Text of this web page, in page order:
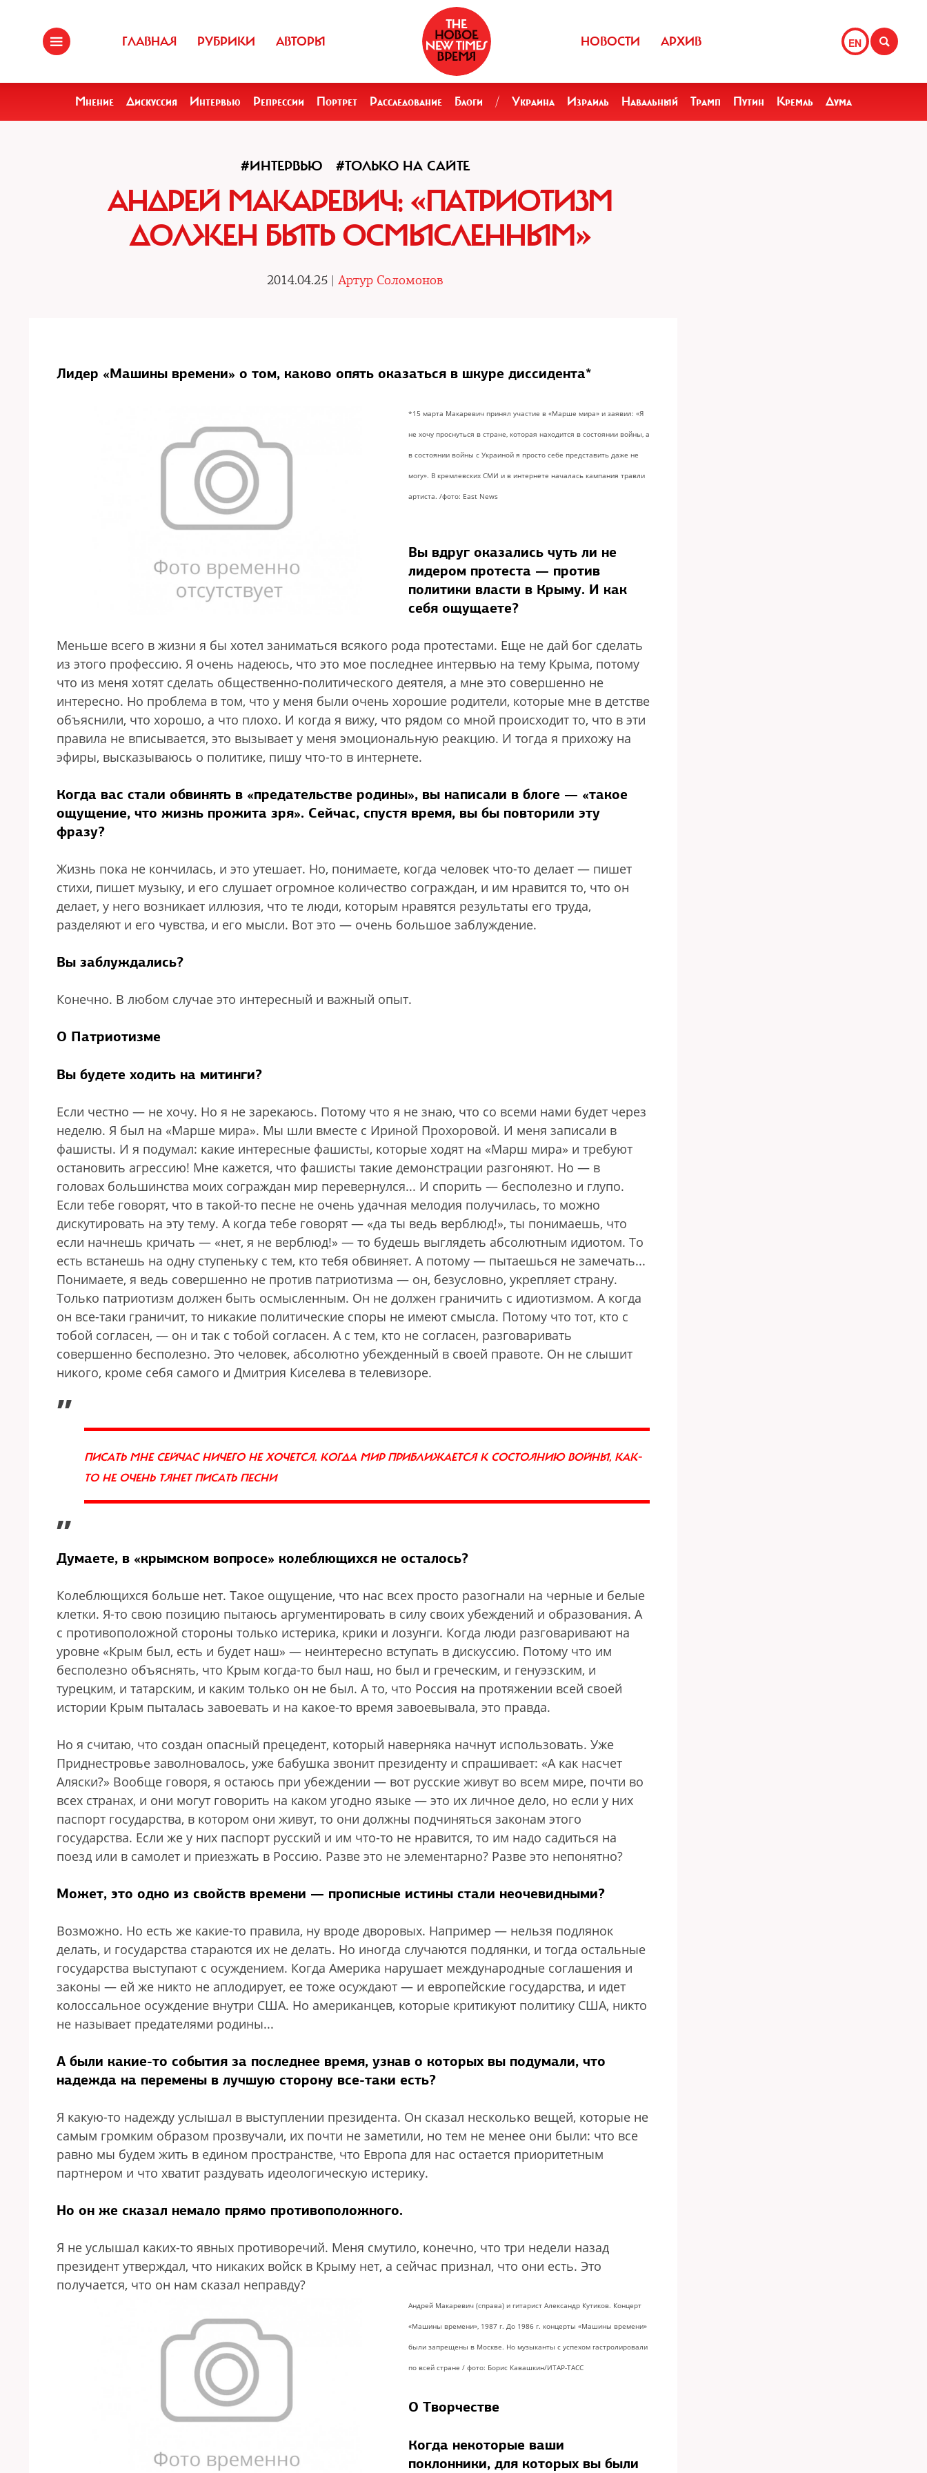
ГЛАВНАЯ РУБРИКИ АВТОРЫ EN
НОВОСТИ АРХИВ
Мнение Дискуссия Интервью Репрессии Портрет Расследование Блоги / Украина Израиль Навальный Трамп Путин Кремль Дума
#ИНТЕРВЬЮ #ТОЛЬКО НА САЙТЕ
АНДРЕЙ МАКАРЕВИЧ: «ПАТРИОТИЗМ
ДОЛЖЕН БЫТЬ ОСМЫСЛЕННЫМ»
2014.04.25 | Артур Соломонов
Лидер «Машины времени» о том, каково опять оказаться в шкуре диссидента*
*15 марта Макаревич принял участие в «Марше мира» и заявил: «Я
не хочу проснуться в стране, которая находится в состоянии войны, а
в состоянии войны с Украиной я просто себе представить даже не
могу». В кремлевских СМИ и в интернете началась кампания травли
артиста. /фото: East News
Вы вдруг оказались чуть ли не
лидером протеста — против
политики власти в Крыму. И как
себя ощущаете?
Меньше всего в жизни я бы хотел заниматься всякого рода протестами. Еще не дай бог сделать
из этого профессию. Я очень надеюсь, что это мое последнее интервью на тему Крыма, потому
что из меня хотят сделать общественно-политического деятеля, а мне это совершенно не
интересно. Но проблема в том, что у меня были очень хорошие родители, которые мне в детстве
объяснили, что хорошо, а что плохо. И когда я вижу, что рядом со мной происходит то, что в эти
правила не вписывается, это вызывает у меня эмоциональную реакцию. И тогда я прихожу на
эфиры, высказываюсь о политике, пишу что-то в интернете.
Когда вас стали обвинять в «предательстве родины», вы написали в блоге — «такое
ощущение, что жизнь прожита зря». Сейчас, спустя время, вы бы повторили эту
фразу?
Жизнь пока не кончилась, и это утешает. Но, понимаете, когда человек что-то делает — пишет
стихи, пишет музыку, и его слушает огромное количество сограждан, и им нравится то, что он
делает, у него возникает иллюзия, что те люди, которым нравятся результаты его труда,
разделяют и его чувства, и его мысли. Вот это — очень большое заблуждение.
Вы заблуждались?
Конечно. В любом случае это интересный и важный опыт.
О Патриотизме
Вы будете ходить на митинги?
Если честно — не хочу. Но я не зарекаюсь. Потому что я не знаю, что со всеми нами будет через
неделю. Я был на «Марше мира». Мы шли вместе с Ириной Прохоровой. И меня записали в
фашисты. И я подумал: какие интересные фашисты, которые ходят на «Марш мира» и требуют
остановить агрессию! Мне кажется, что фашисты такие демонстрации разгоняют. Но — в
головах большинства моих сограждан мир перевернулся... И спорить — бесполезно и глупо.
Если тебе говорят, что в такой-то песне не очень удачная мелодия получилась, то можно
дискутировать на эту тему. А когда тебе говорят — «да ты ведь верблюд!», ты понимаешь, что
если начнешь кричать — «нет, я не верблюд!» — то будешь выглядеть абсолютным идиотом. То
есть встанешь на одну ступеньку с тем, кто тебя обвиняет. А потому — пытаешься не замечать...
Понимаете, я ведь совершенно не против патриотизма — он, безусловно, укрепляет страну.
Только патриотизм должен быть осмысленным. Он не должен граничить с идиотизмом. А когда
он все-таки граничит, то никакие политические споры не имеют смысла. Потому что тот, кто с
тобой согласен, — он и так с тобой согласен. А с тем, кто не согласен, разговаривать
совершенно бесполезно. Это человек, абсолютно убежденный в своей правоте. Он не слышит
никого, кроме себя самого и Дмитрия Киселева в телевизоре.
„
ПИСАТЬ МНЕ СЕЙЧАС НИЧЕГО НЕ ХОЧЕТСЯ. КОГДА МИР ПРИБЛИЖАЕТСЯ К СОСТОЯНИЮ ВОЙНЫ, КАК-
ТО НЕ ОЧЕНЬ ТЯНЕТ ПИСАТЬ ПЕСНИ
”
Думаете, в «крымском вопросе» колеблющихся не осталось?
Колеблющихся больше нет. Такое ощущение, что нас всех просто разогнали на черные и белые
клетки. Я-то свою позицию пытаюсь аргументировать в силу своих убеждений и образования. А
с противоположной стороны только истерика, крики и лозунги. Когда люди разговаривают на
уровне «Крым был, есть и будет наш» — неинтересно вступать в дискуссию. Потому что им
бесполезно объяснять, что Крым когда-то был наш, но был и греческим, и генуэзским, и
турецким, и татарским, и каким только он не был. А то, что Россия на протяжении всей своей
истории Крым пыталась завоевать и на какое-то время завоевывала, это правда.
Но я считаю, что создан опасный прецедент, который наверняка начнут использовать. Уже
Приднестровье заволновалось, уже бабушка звонит президенту и спрашивает: «А как насчет
Аляски?» Вообще говоря, я остаюсь при убеждении — вот русские живут во всем мире, почти во
всех странах, и они могут говорить на каком угодно языке — это их личное дело, но если у них
паспорт государства, в котором они живут, то они должны подчиняться законам этого
государства. Если же у них паспорт русский и им что-то не нравится, то им надо садиться на
поезд или в самолет и приезжать в Россию. Разве это не элементарно? Разве это непонятно?
Может, это одно из свойств времени — прописные истины стали неочевидными?
Возможно. Но есть же какие-то правила, ну вроде дворовых. Например — нельзя подлянок
делать, и государства стараются их не делать. Но иногда случаются подлянки, и тогда остальные
государства выступают с осуждением. Когда Америка нарушает международные соглашения и
законы — ей же никто не аплодирует, ее тоже осуждают — и европейские государства, и идет
колоссальное осуждение внутри США. Но американцев, которые критикуют политику США, никто
не называет предателями родины...
А были какие-то события за последнее время, узнав о которых вы подумали, что
надежда на перемены в лучшую сторону все-таки есть?
Я какую-то надежду услышал в выступлении президента. Он сказал несколько вещей, которые не
самым громким образом прозвучали, их почти не заметили, но тем не менее они были: что все
равно мы будем жить в едином пространстве, что Европа для нас остается приоритетным
партнером и что хватит раздувать идеологическую истерику.
Но он же сказал немало прямо противоположного.
Я не услышал каких-то явных противоречий. Меня смутило, конечно, что три недели назад
президент утверждал, что никаких войск в Крыму нет, а сейчас признал, что они есть. Это
получается, что он нам сказал неправду?
Андрей Макаревич (справа) и гитарист Александр Кутиков. Концерт
«Машины времени», 1987 г. До 1986 г. концерты «Машины времени»
были запрещены в Москве. Но музыканты с успехом гастролировали
по всей стране / фото: Борис Кавашкин/ИТАР-ТАСС
О Творчестве
Когда некоторые ваши
поклонники, для которых вы были